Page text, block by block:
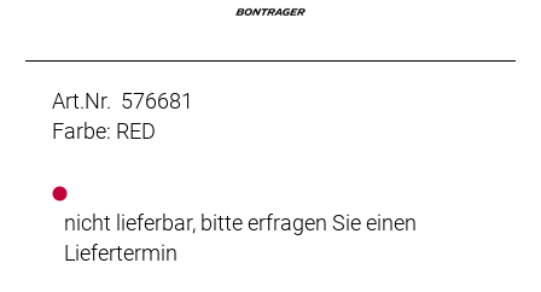
Art.Nr. 576681
Farbe: RED
nicht lieferbar, bitte erfragen Sie einen
Liefertermin